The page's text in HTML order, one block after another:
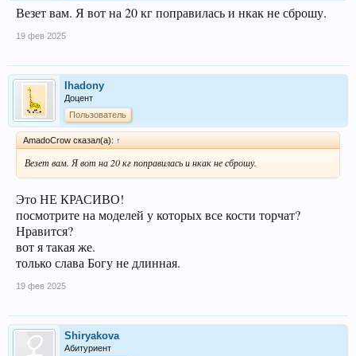
Везет вам. Я вот на 20 кг поправилась и нкак не сброшу.
19 фев 2025
Ihadony
Доцент
Пользователь
AmadoCrow сказал(а): ↑
Везет вам. Я вот на 20 кг поправилась и нкак не сброшу.
Это НЕ КРАСИВО!
посмотрите на моделей у которых все кости торчат?
Нравится?
вот я такая же.
только слава Богу не длинная.
19 фев 2025
Shiryakova
Абитуриент